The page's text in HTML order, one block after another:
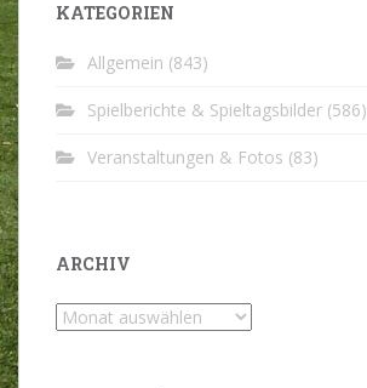
KATEGORIEN
Allgemein (843)
Spielberichte & Spieltagsbilder (586)
Veranstaltungen & Fotos (83)
ARCHIV
Archiv